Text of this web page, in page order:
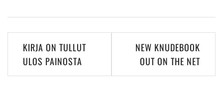
Post
navigation
KIRJA ON TULLUT
ULOS PAINOSTA
NEW KNUDEBOOK
OUT ON THE NET